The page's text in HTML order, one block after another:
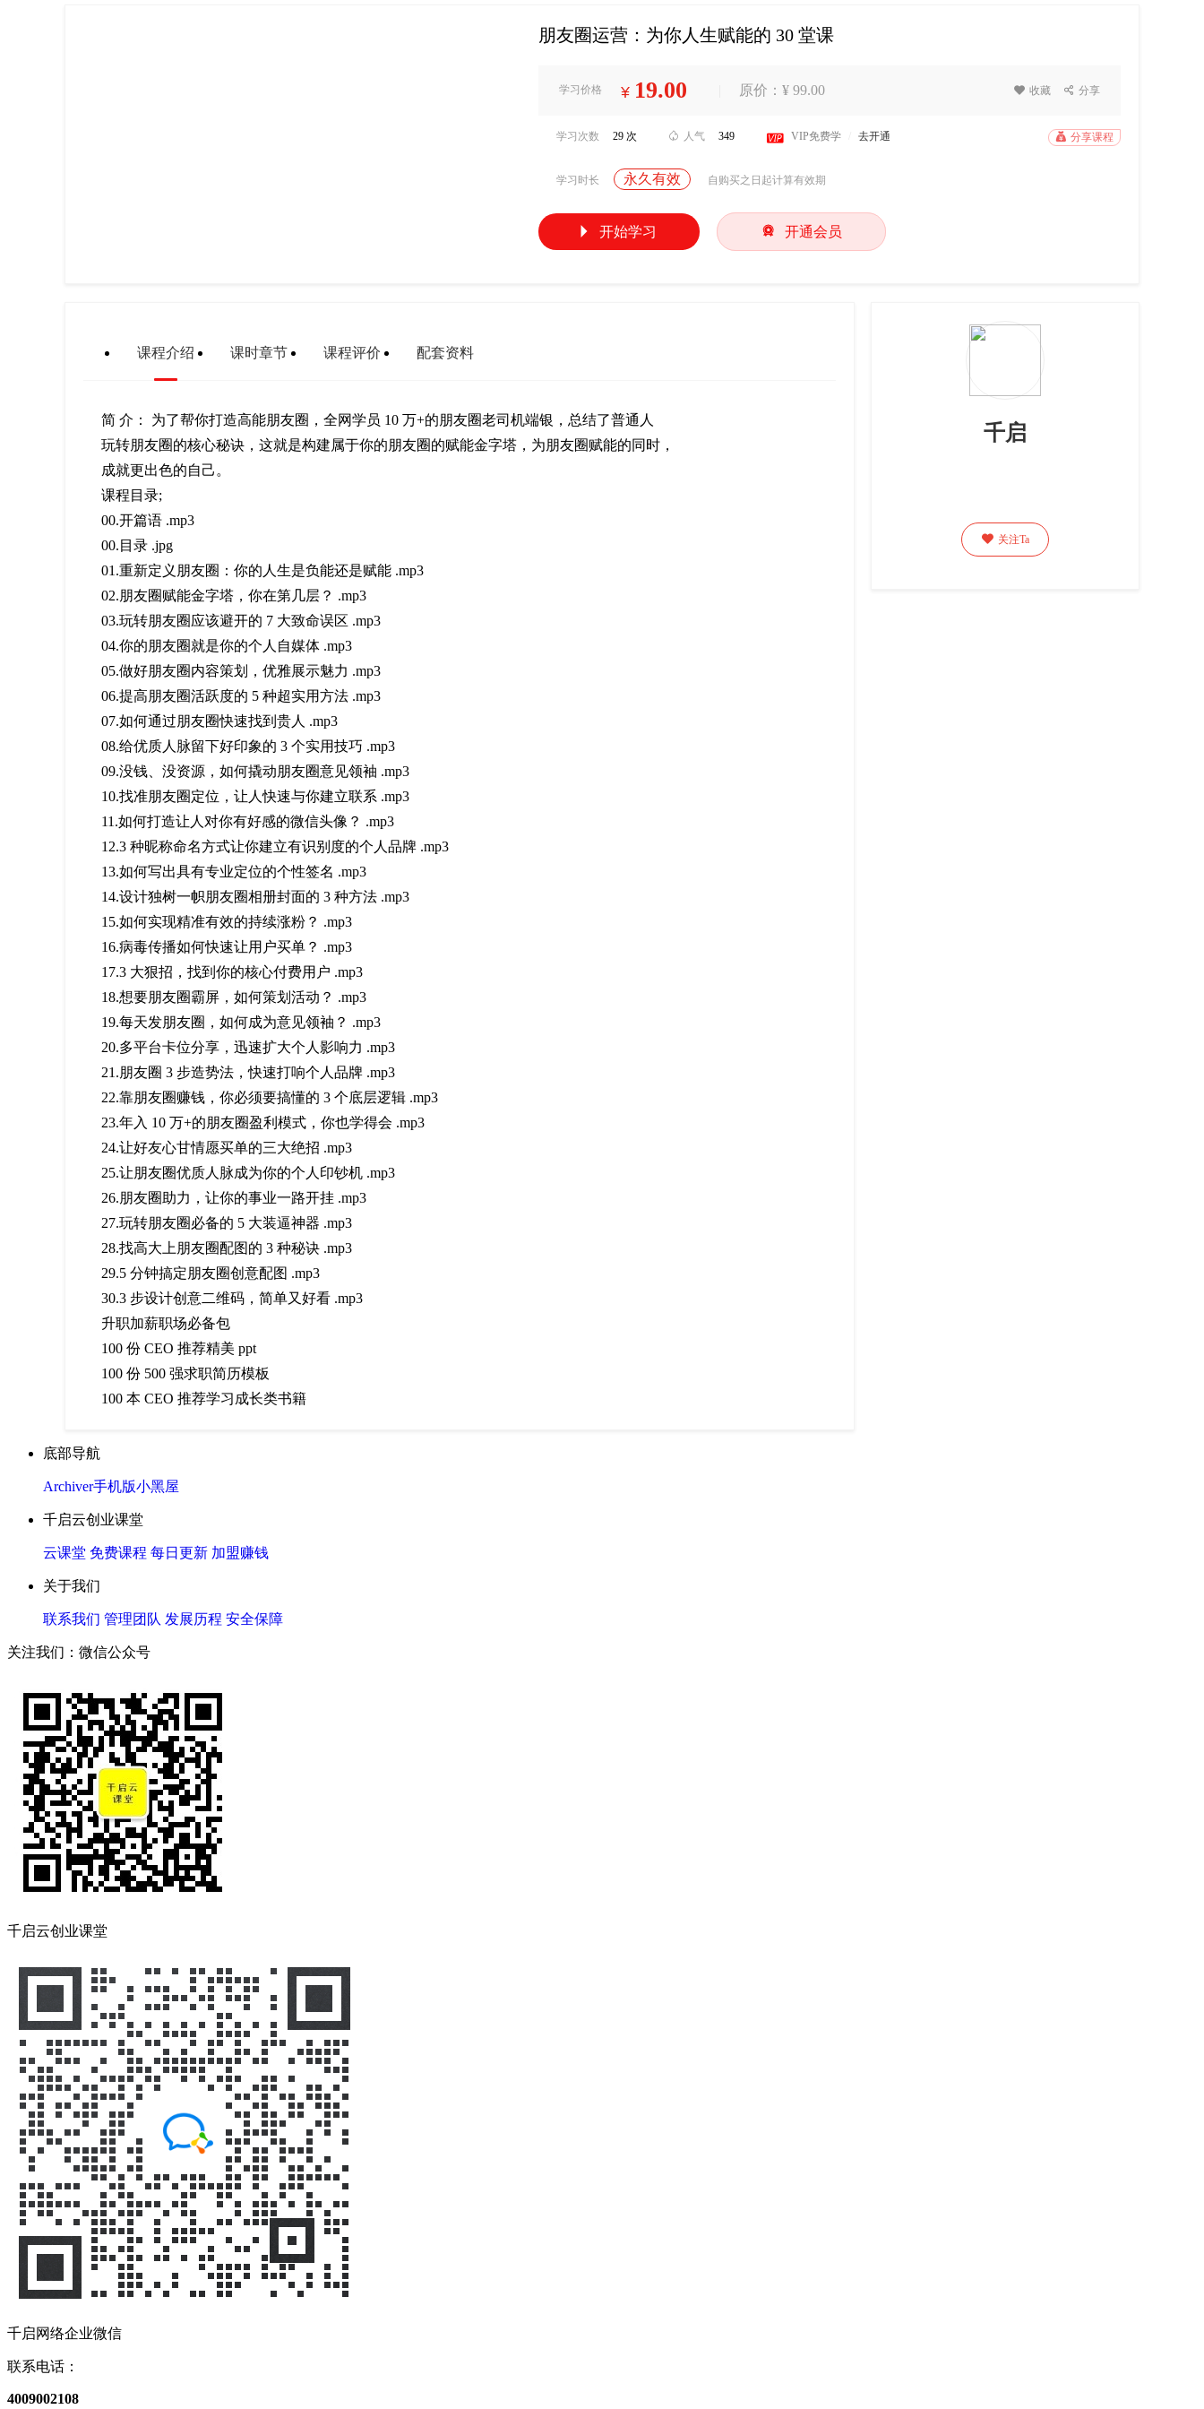
朋友圈运营：为你人生赋能的 30 堂课
学习价格 ¥ 19.00 原价：¥ 99.00  收藏  分享
学习次数 29 次  人气 349  VIP免费学 去开通  分享课程
学习时长 永久有效 自购买之日起计算有效期
 开始学习  开通会员
课程介绍 课时章节 课程评价 配套资料
简 介： 为了帮你打造高能朋友圈，全网学员 10 万+的朋友圈老司机端银，总结了普通人
玩转朋友圈的核心秘诀，这就是构建属于你的朋友圈的赋能金字塔，为朋友圈赋能的同时，
成就更出色的自己。
课程目录;
00.开篇语 .mp3
00.目录 .jpg
01.重新定义朋友圈：你的人生是负能还是赋能 .mp3
02.朋友圈赋能金字塔，你在第几层？ .mp3
03.玩转朋友圈应该避开的 7 大致命误区 .mp3
04.你的朋友圈就是你的个人自媒体 .mp3
05.做好朋友圈内容策划，优雅展示魅力 .mp3
06.提高朋友圈活跃度的 5 种超实用方法 .mp3
07.如何通过朋友圈快速找到贵人 .mp3
08.给优质人脉留下好印象的 3 个实用技巧 .mp3
09.没钱、没资源，如何撬动朋友圈意见领袖 .mp3
10.找准朋友圈定位，让人快速与你建立联系 .mp3
11.如何打造让人对你有好感的微信头像？ .mp3
12.3 种昵称命名方式让你建立有识别度的个人品牌 .mp3
13.如何写出具有专业定位的个性签名 .mp3
14.设计独树一帜朋友圈相册封面的 3 种方法 .mp3
15.如何实现精准有效的持续涨粉？ .mp3
16.病毒传播如何快速让用户买单？ .mp3
17.3 大狠招，找到你的核心付费用户 .mp3
18.想要朋友圈霸屏，如何策划活动？ .mp3
19.每天发朋友圈，如何成为意见领袖？ .mp3
20.多平台卡位分享，迅速扩大个人影响力 .mp3
21.朋友圈 3 步造势法，快速打响个人品牌 .mp3
22.靠朋友圈赚钱，你必须要搞懂的 3 个底层逻辑 .mp3
23.年入 10 万+的朋友圈盈利模式，你也学得会 .mp3
24.让好友心甘情愿买单的三大绝招 .mp3
25.让朋友圈优质人脉成为你的个人印钞机 .mp3
26.朋友圈助力，让你的事业一路开挂 .mp3
27.玩转朋友圈必备的 5 大装逼神器 .mp3
28.找高大上朋友圈配图的 3 种秘诀 .mp3
29.5 分钟搞定朋友圈创意配图 .mp3
30.3 步设计创意二维码，简单又好看 .mp3
升职加薪职场必备包
100 份 CEO 推荐精美 ppt
100 份 500 强求职简历模板
100 本 CEO 推荐学习成长类书籍
千启
 关注Ta
底部导航
Archiver手机版小黑屋
千启云创业课堂
云课堂 免费课程 每日更新 加盟赚钱
关于我们
联系我们 管理团队 发展历程 安全保障
关注我们：微信公众号
千启云创业课堂
千启网络企业微信
联系电话：
4009002108